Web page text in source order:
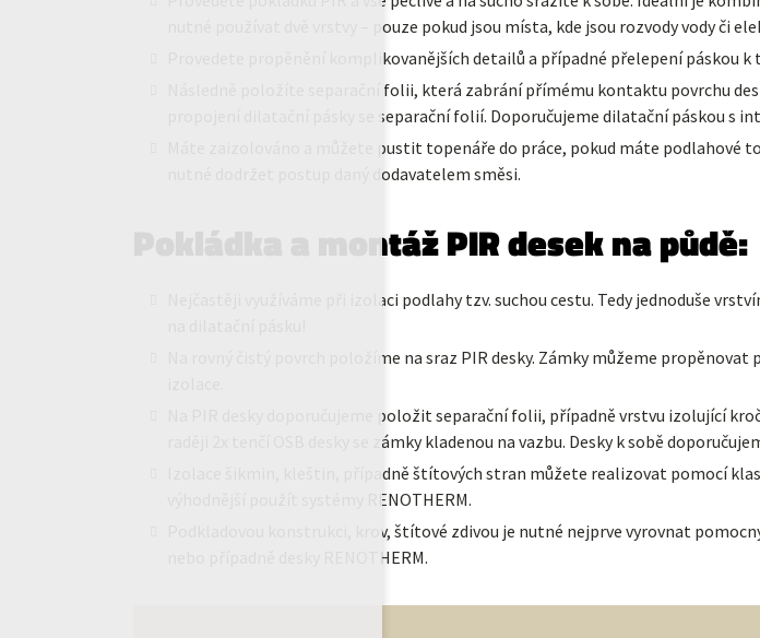
nutné používat dvě vrstvy – pouze pokud jsou místa, kde jsou rozvody vody či
Provedete propěnění komplikovanějších detailů a případné přelepení páskou
Následně položíte separační folii, která zabrání přímému kontaktu povrchu
propojení dilatační pásky se separační folií. Doporučujeme dilatační páskou s
Máte zaizolováno a můžete pustit topenáře do práce, pokud máte podlahové
nutné dodržet postup daný dodavatelem směsi.
Pokládka a montáž PIR desek na půdě:
Nejčastěji využíváme při izolaci podlahy tzv. suchou cestu. Tedy jednoduše
Na rovný čistý povrch položíme na sraz PIR desky. Zámky můžeme
Na PIR desky doporučujeme položit separační folii, případně vrstvu izolující
raději 2x tenčí OSB desky se zámky kladenou na vazbu. Desky k sobě
Izolace šikmin, kleštin, případně štítových stran můžete realizovat pomocí
výhodnější použít systémy RENOTHERM.
Podkladovou konstrukci, krov, štítové zdivou je nutné nejprve vyrovnat
nebo případně desky RENOTHERM.